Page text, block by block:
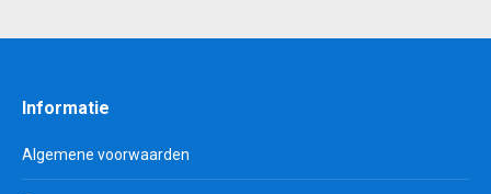
Informatie
Algemene voorwaarden